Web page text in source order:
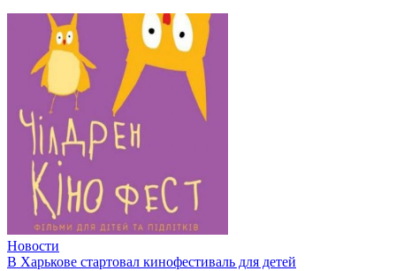
Новости
В Харькове стартовал кинофестиваль для детей